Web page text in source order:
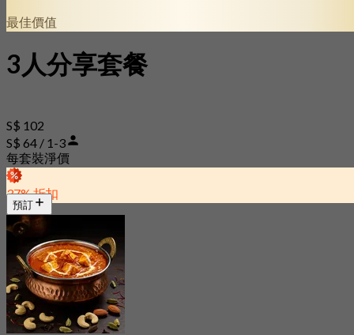
最佳價值
3人分享套餐
S$ 102
S$ 64 / 1-3
每套裝淨價
37% 折扣
預訂